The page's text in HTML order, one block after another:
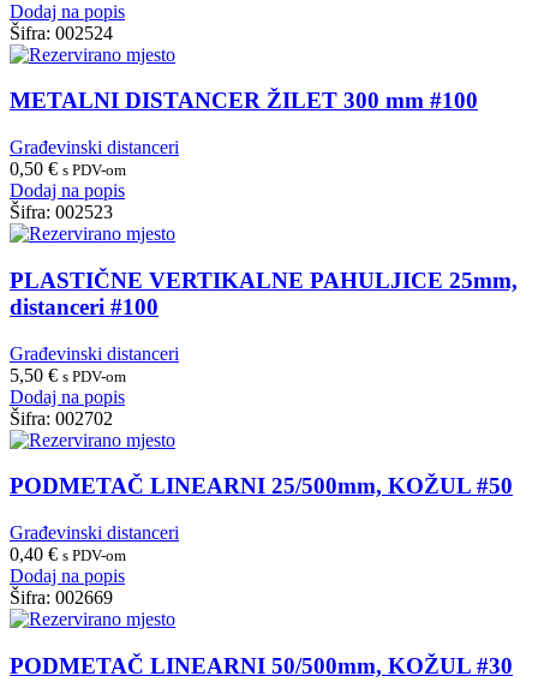
Dodaj na popis
Šifra: 002524
METALNI DISTANCER ŽILET 300 mm #100
Građevinski distanceri
0,50 € s PDV-om
Dodaj na popis
Šifra: 002523
PLASTIČNE VERTIKALNE PAHULJICE 25mm,
distanceri #100
Građevinski distanceri
5,50 € s PDV-om
Dodaj na popis
Šifra: 002702
PODMETAČ LINEARNI 25/500mm, KOŽUL #50
Građevinski distanceri
0,40 € s PDV-om
Dodaj na popis
Šifra: 002669
PODMETAČ LINEARNI 50/500mm, KOŽUL #30